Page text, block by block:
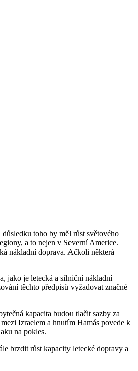
toho by měl růst světového
a to nejen v Severní Americe.
nákladní doprava. Ačkoli některá
jako je letecká a silniční nákladní
těchto předpisů vyžadovat značné
kapacita budou tlačit sazby za
Izraelem a hnutím Hamás povede k
na pokles.
brzdit růst kapacity letecké dopravy a